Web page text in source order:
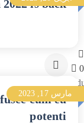
0
0.00
No
is back
مارس 17, 2023
cum eu
potenti